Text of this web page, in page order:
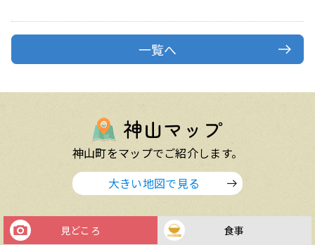
一覧へ
神山マップ
神山町をマップでご紹介します。
大きい地図で見る